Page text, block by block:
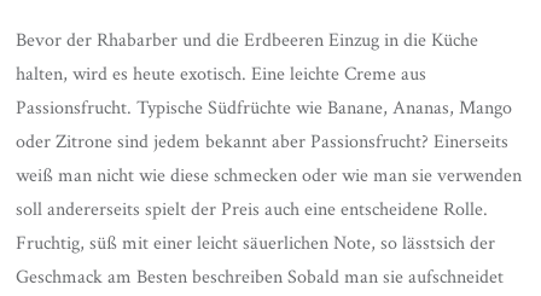
Bevor der Rhabarber und die Erdbeeren Einzug in die Küche
halten, wird es heute exotisch. Eine leichte Creme aus
Passionsfrucht. Typische Südfrüchte wie Banane, Ananas, Mango
oder Zitrone sind jedem bekannt aber Passionsfrucht? Einerseits
weiß man nicht wie diese schmecken oder wie man sie verwenden
soll andererseits spielt der Preis auch eine entscheidene Rolle.
Fruchtig, süß mit einer leicht säuerlichen Note, so lässtsich der
Geschmack am Besten beschreiben Sobald man sie aufschneidet